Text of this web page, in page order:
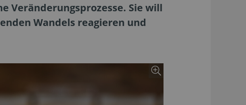
Veränderungsprozesse. Sie will
Wandels reagieren und